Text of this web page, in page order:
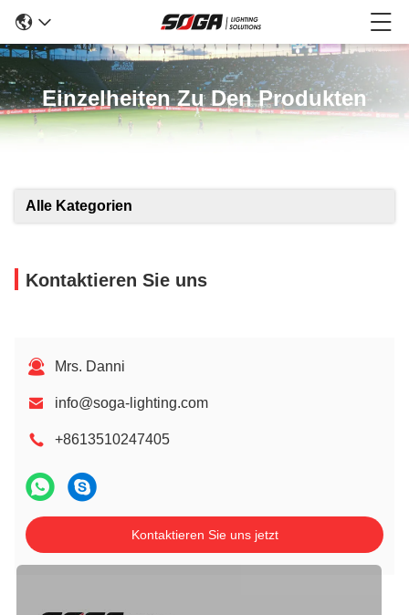
Einzelheiten Zu Den Produkten
Alle Kategorien
Kontaktieren Sie uns
Mrs. Danni
info@soga-lighting.com
+8613510247405
Kontaktieren Sie uns jetzt